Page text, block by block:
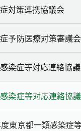
対策連携協議会
予防医療対策審議会
染症等対応連絡協
染症等対応連絡協
東京都一類感染症